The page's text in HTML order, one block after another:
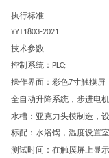
执行标准
YYT1803-2021
技术参数
控制系统： PLC;
操作界面：彩色7寸触摸屏
全自动升降系统，步进电机
水槽：亚克力头模制造，
标配：水浴锅，温度设置
测试时间：在触摸屏上显